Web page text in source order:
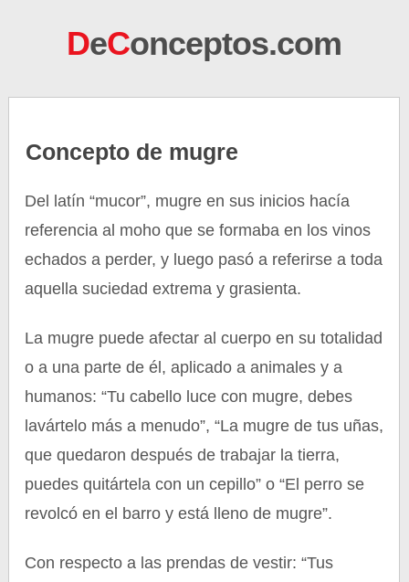
DeConceptos.com
Concepto de mugre
Del latín “mucor”, mugre en sus inicios hacía
referencia al moho que se formaba en los vinos
echados a perder, y luego pasó a referirse a toda
aquella suciedad extrema y grasienta.
La mugre puede afectar al cuerpo en su totalidad
o a una parte de él, aplicado a animales y a
humanos: “Tu cabello luce con mugre, debes
lavártelo más a menudo”, “La mugre de tus uñas,
que quedaron después de trabajar la tierra,
puedes quitártela con un cepillo” o “El perro se
revolcó en el barro y está lleno de mugre”.
Con respecto a las prendas de vestir: “Tus